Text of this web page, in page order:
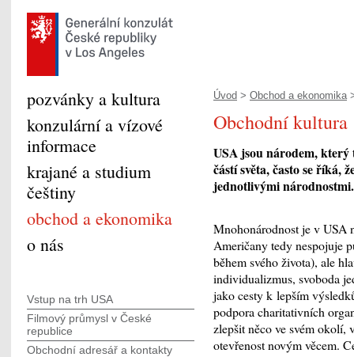
Úvod > Obchod a ekonomika
Obchodní kultura
USA jsou národem, který
částí světa, často se říká,
jednotlivými národnostmi.
Mnohonárodnost je v USA
Američany tedy nespojuje
během svého života), ale
individualizmus, svoboda
jako cesty k lepším
podpora charitativních
zlepšit něco ve svém okolí,
otevřenost novým věcem.
pozvánky a kultura
konzulární a vízové
informace
krajané a studium
češtiny
obchod a ekonomika
o nás
Vstup na trh USA
Filmový průmysl v České
republice
Obchodní adresář a kontakty